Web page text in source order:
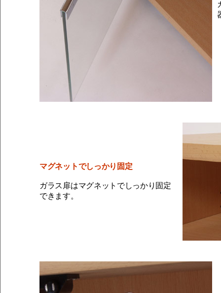
マグネットでしっかり固定
ガラス扉はマグネットでしっかり固定
できます。